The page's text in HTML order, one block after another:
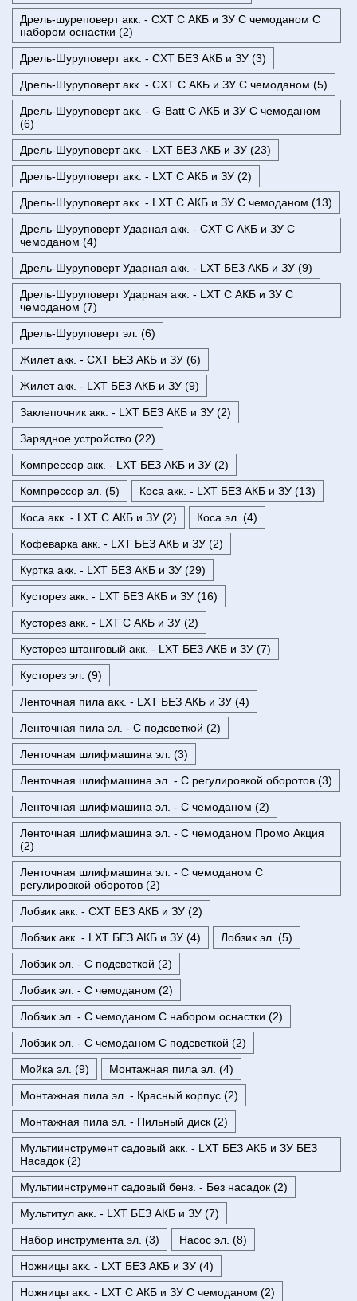
Дрель-шуреповерт акк. - CXT С АКБ и ЗУ С чемоданом С
набором оснастки (2)
Дрель-Шуруповерт акк. - CXT БЕЗ АКБ и ЗУ (3)
Дрель-Шуруповерт акк. - CXT С АКБ и ЗУ С чемоданом (5)
Дрель-Шуруповерт акк. - G-Batt С АКБ и ЗУ С чемоданом
(6)
Дрель-Шуруповерт акк. - LXT БЕЗ АКБ и ЗУ (23)
Дрель-Шуруповерт акк. - LXT С АКБ и ЗУ (2)
Дрель-Шуруповерт акк. - LXT С АКБ и ЗУ С чемоданом (13)
Дрель-Шуруповерт Ударная акк. - CXT С АКБ и ЗУ С
чемоданом (4)
Дрель-Шуруповерт Ударная акк. - LXT БЕЗ АКБ и ЗУ (9)
Дрель-Шуруповерт Ударная акк. - LXT С АКБ и ЗУ С
чемоданом (7)
Дрель-Шуруповерт эл. (6)
Жилет акк. - CXT БЕЗ АКБ и ЗУ (6)
Жилет акк. - LXT БЕЗ АКБ и ЗУ (9)
Заклепочник акк. - LXT БЕЗ АКБ и ЗУ (2)
Зарядное устройство (22)
Компрессор акк. - LXT БЕЗ АКБ и ЗУ (2)
Компрессор эл. (5) Коса акк. - LXT БЕЗ АКБ и ЗУ (13)
Коса акк. - LXT С АКБ и ЗУ (2) Коса эл. (4)
Кофеварка акк. - LXT БЕЗ АКБ и ЗУ (2)
Куртка акк. - LXT БЕЗ АКБ и ЗУ (29)
Кусторез акк. - LXT БЕЗ АКБ и ЗУ (16)
Кусторез акк. - LXT С АКБ и ЗУ (2)
Кусторез штанговый акк. - LXT БЕЗ АКБ и ЗУ (7)
Кусторез эл. (9)
Ленточная пила акк. - LXT БЕЗ АКБ и ЗУ (4)
Ленточная пила эл. - С подсветкой (2)
Ленточная шлифмашина эл. (3)
Ленточная шлифмашина эл. - С регулировкой оборотов (3)
Ленточная шлифмашина эл. - С чемоданом (2)
Ленточная шлифмашина эл. - С чемоданом Промо Акция
(2)
Ленточная шлифмашина эл. - С чемоданом С
регулировкой оборотов (2)
Лобзик акк. - CXT БЕЗ АКБ и ЗУ (2)
Лобзик акк. - LXT БЕЗ АКБ и ЗУ (4) Лобзик эл. (5)
Лобзик эл. - С подсветкой (2)
Лобзик эл. - С чемоданом (2)
Лобзик эл. - С чемоданом С набором оснастки (2)
Лобзик эл. - С чемоданом С подсветкой (2)
Мойка эл. (9) Монтажная пила эл. (4)
Монтажная пила эл. - Красный корпус (2)
Монтажная пила эл. - Пильный диск (2)
Мультиинструмент садовый акк. - LXT БЕЗ АКБ и ЗУ БЕЗ
Насадок (2)
Мультиинструмент садовый бенз. - Без насадок (2)
Мультитул акк. - LXT БЕЗ АКБ и ЗУ (7)
Набор инструмента эл. (3) Насос эл. (8)
Ножницы акк. - LXT БЕЗ АКБ и ЗУ (4)
Ножницы акк. - LXT С АКБ и ЗУ С чемоданом (2)